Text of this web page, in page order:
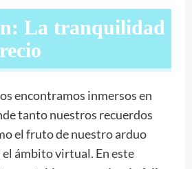
La tranquilidad
encontramos inmersos en
tanto nuestros recuerdos
el fruto de nuestro arduo
ámbito virtual. En este